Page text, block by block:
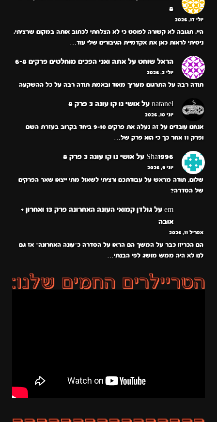
8
יולי 17, 2026
היי. תגובה לא קשורה לפוסט כי לא הצלחתי לכתוב אותה במקום שרציתי.
ניסיתי לראות כאן את אקדמיית הגיבורים שלי עוד…
הראל שוחט על אתה ואני הפכים מוחלטים פרקים 6-8
יולי 2, 2026
תודה רבה על התרגום מעריך מאוד ובאמת תודה רבה על כל ההשקעה
natanel על אושי נו קו עונה 3 פרק 8
יוני 10, 2026
אנחנו עובדים על זה נעלה את פרקים 9-10 ביחד בקרוב בעזרת השם
ופרק 11 אחר כך כי הוא פרק של…
Sha1996 על אושי נו קו עונה 3 פרק 8
יוני 9, 2026
שלום, תודה מראש על עבודתכם ורציתי לשאול מתי ייצאו שאר הפרקים
של הסדרה?
em על
גולדן קמואי העונה האחרונה פרק 13 ואחרון +
אובה
אפריל 11, 2026
הם הכריזו כבר על המשך הם הראו על הסדרה כ״עונה האחרונה״ אז גם
לנו לא היה ממש מושג לפי הבנתי…